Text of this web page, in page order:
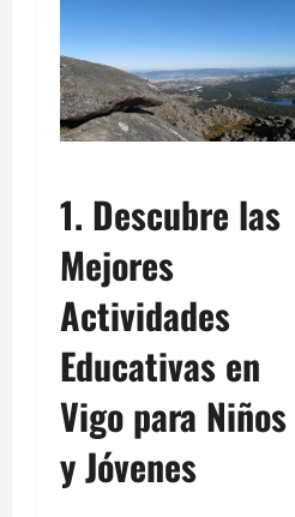
1. Descubre las
Mejores
Actividades
Educativas en
Vigo para Niños
y Jóvenes